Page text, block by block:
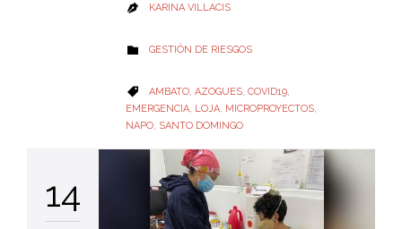
 KARINA VILLACIS
 CATEGORY
GESTIÓN DE RIESGOS
 CATEGORY
AMBATO AZOGUES COVID19
EMERGENCIA, LOJA, MICROPROYECTOS,
NAPO, SANTO DOMINGO
14